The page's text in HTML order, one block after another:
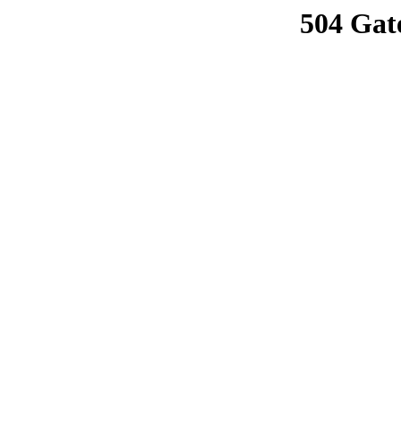
504